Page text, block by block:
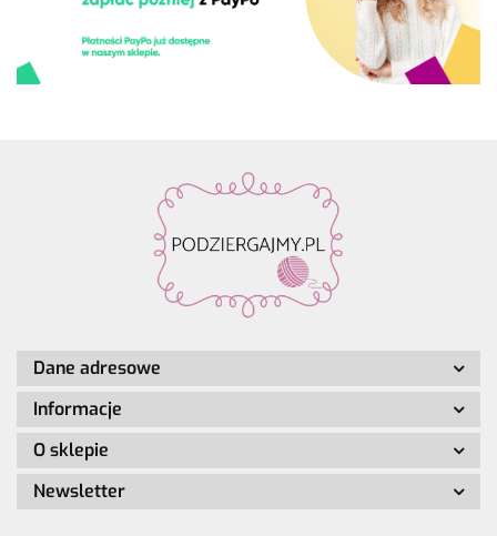
Dane adresowe
Informacje
O sklepie
Newsletter